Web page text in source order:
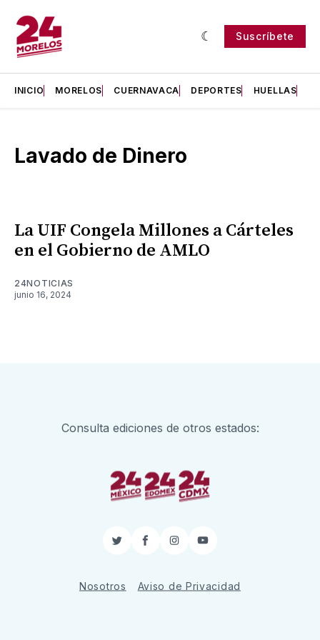
Suscríbete
INICIO MORELOS CUERNAVACA DEPORTES HUELLAS
Lavado de Dinero
La UIF Congela Millones a Cárteles
en el Gobierno de AMLO
24NOTICIAS
junio 16, 2024
Consulta ediciones de otros estados:
TwitterFacebook
InstagramYouTube
Nosotros Aviso de Privacidad